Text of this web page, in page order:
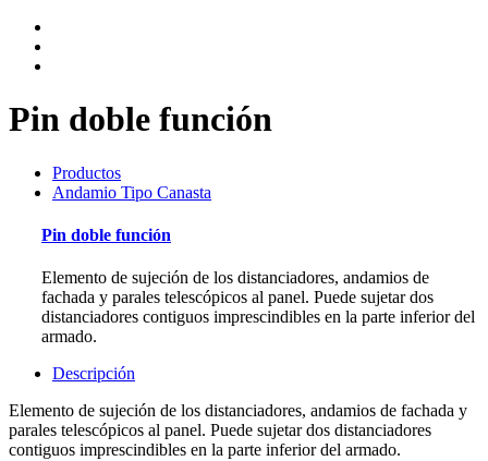
Pin doble función
Productos
Andamio Tipo Canasta
Pin doble función
Elemento de sujeción de los distanciadores, andamios de
fachada y parales telescópicos al panel. Puede sujetar dos
distanciadores contiguos imprescindibles en la parte inferior del
armado.
Descripción
Elemento de sujeción de los distanciadores, andamios de fachada y
parales telescópicos al panel. Puede sujetar dos distanciadores
contiguos imprescindibles en la parte inferior del armado.